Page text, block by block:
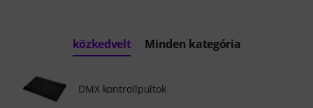
közkedvelt Minden kategória
DMX kontrollpultok